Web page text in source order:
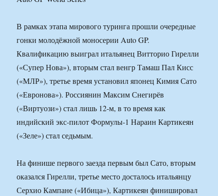
В рамках этапа мирового туринга прошли очередные
гонки молодёжной моносерии Auto GP.
Квалификацию выиграл итальянец Витторио Гирелли
(«Супер Нова»), вторым стал венгр Тамаш Пал Кисс
(«МЛР»), третье время установил японец Кимия Сато
(«Евронова»). Россиянин Максим Снегирёв
(«Виртуози») стал лишь 12-м, в то время как
индийский экс-пилот Формулы-1 Нараин Картикеян
(«Зеле») стал седьмым.
На финише первого заезда первым был Сато, вторым
оказался Гирелли, третье место досталось итальянцу
Серхио Кампане («Ибица»), Картикеян финишировал